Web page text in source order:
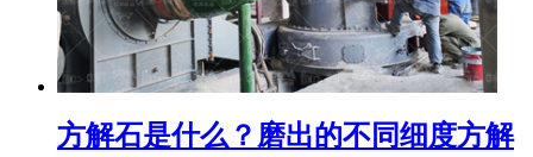
方解石是什么？磨出的不同细度方解